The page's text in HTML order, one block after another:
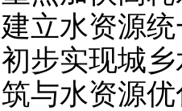
立水资源
步实现城
与水资源